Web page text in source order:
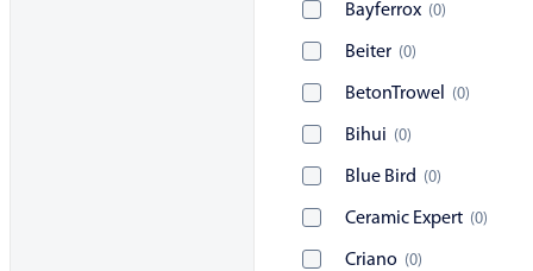
Bayferrox (0)
Beiter (0)
BetonTrowel (0)
Bihui (0)
Blue Bird (0)
Ceramic Expert (0)
Criano (0)